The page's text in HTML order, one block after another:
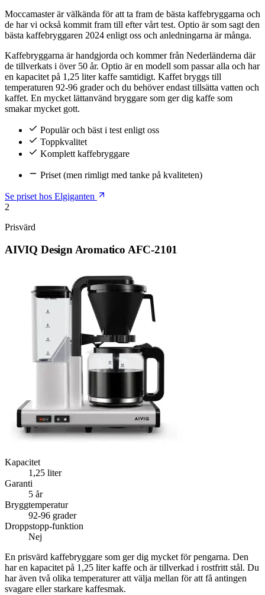
Moccamaster är välkända för att ta fram de bästa kaffebryggarna och
de har vi också kommit fram till efter vårt test. Optio är som sagt den
bästa kaffebryggaren 2024 enligt oss och anledningarna är många.
Kaffebryggarna är handgjorda och kommer från Nederländerna där
de tillverkats i över 50 år. Optio är en modell som passar alla och har
en kapacitet på 1,25 liter kaffe samtidigt. Kaffet bryggs till
temperaturen 92-96 grader och du behöver endast tillsätta vatten och
kaffet. En mycket lättanvänd bryggare som ger dig kaffe som
smakar mycket gott.
Populär och bäst i test enligt oss
Toppkvalitet
Komplett kaffebryggare
Priset (men rimligt med tanke på kvaliteten)
Se priset hos Elgiganten
2
Prisvärd
AIVIQ Design Aromatico AFC-2101
Kapacitet
1,25 liter
Garanti
5 år
Bryggtemperatur
92-96 grader
Droppstopp-funktion
Nej
En prisvärd kaffebryggare som ger dig mycket för pengarna. Den
har en kapacitet på 1,25 liter kaffe och är tillverkad i rostfritt stål. Du
har även två olika temperaturer att välja mellan för att få antingen
svagare eller starkare kaffesmak.